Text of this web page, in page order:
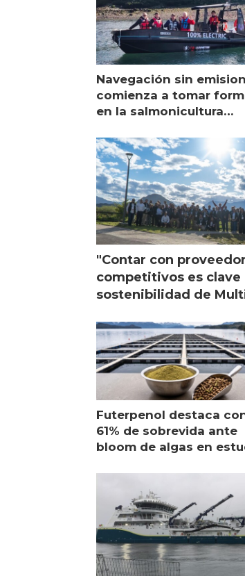
Navegación sin
comienza a tomar
en la salmonicultura
"Contar con
competitivos es clave
sostenibilidad de
Futerpenol destaca
61% de sobrevida ante
bloom de algas en